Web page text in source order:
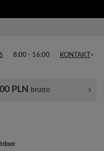
8:00 - 16:00 KONTAKT
PLN brutto